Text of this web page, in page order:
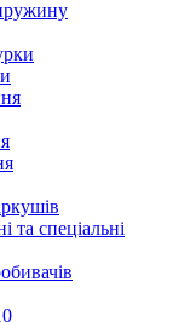
та спеціальні